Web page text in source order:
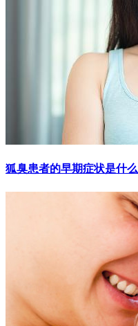
狐臭患者的早期症状是什么